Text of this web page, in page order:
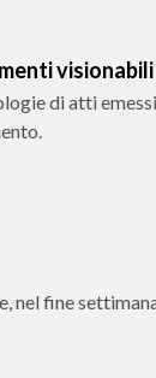
visionabili
di atti
nel fine